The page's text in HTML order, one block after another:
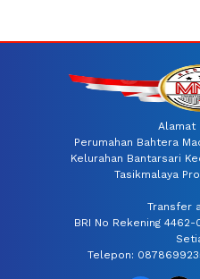
Alamat
Perumahan Bahtera
Kelurahan Bantarsari
Tasikmalaya
Transfer
BRI No Rekening
Telepon: